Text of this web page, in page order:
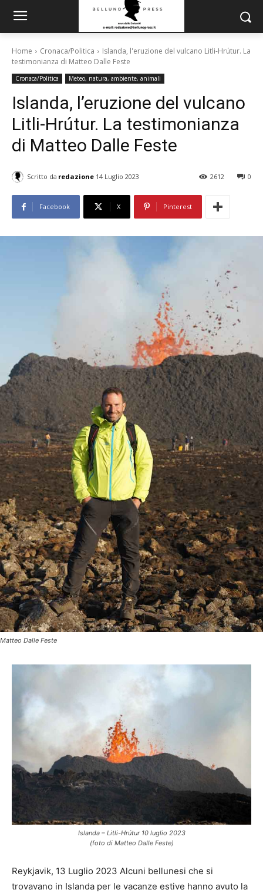
Home Cronaca/Politica
Islanda, l'eruzione del vulcano Litli-Hrútur. La
testimonianza di Matteo Dalle Feste
Cronaca/Politica Meteo, natura, ambiente, animali
Islanda, l’eruzione del vulcano
Litli-Hrútur. La testimonianza
di Matteo Dalle Feste
Scritto da redazione 14 Luglio 2023 0
2612
Facebook X Pinterest
Matteo Dalle Feste
Islanda – Litli-Hrútur 10 luglio 2023
(foto di Matteo Dalle Feste)
Reykjavik, 13 Luglio 2023 Alcuni bellunesi che si
trovavano in Islanda per le vacanze estive hanno avuto la